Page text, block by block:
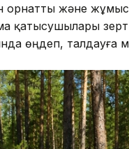
орнатты және
қатысушылары
өңдеп, талдауға